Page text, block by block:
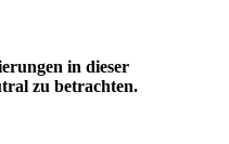
in dieser
zu betrachten.